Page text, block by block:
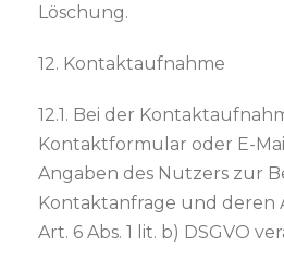
Löschung.
12. Kontaktaufnahme
12.1. Bei der
Kontaktformular oder E-
Angaben des Nutzers zur
Kontaktanfrage und deren
Art. 6 Abs. 1 lit. b) DSGVO